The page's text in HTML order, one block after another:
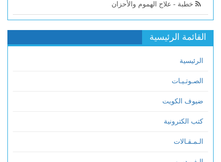
خطبة - علاج الهموم والأحزان
القائمة الرئيسية
الرئيسية
الصـوتـيـات
ضيوف الكويت
كتب الكترونية
الـمـقـالات